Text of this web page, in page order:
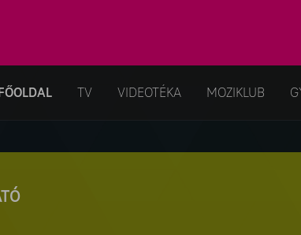
TV VIDEOTÉKA MOZIKLUB